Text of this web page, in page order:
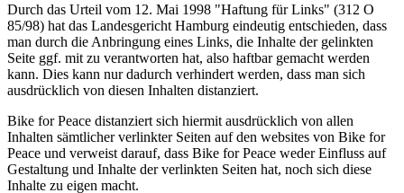
Durch das Urteil vom 12. Mai 1998 "Haftung für Links" (312 O
85/98) hat das Landesgericht Hamburg eindeutig entschieden, dass
man durch die Anbringung eines Links, die Inhalte der gelinkten
Seite ggf. mit zu verantworten hat, also haftbar gemacht werden
kann. Dies kann nur dadurch verhindert werden, dass man sich
ausdrücklich von diesen Inhalten distanziert.
Bike for Peace distanziert sich hiermit ausdrücklich von allen
Inhalten sämtlicher verlinkter Seiten auf den websites von Bike for
Peace und verweist darauf, dass Bike for Peace weder Einfluss auf
Gestaltung und Inhalte der verlinkten Seiten hat, noch sich diese
Inhalte zu eigen macht.